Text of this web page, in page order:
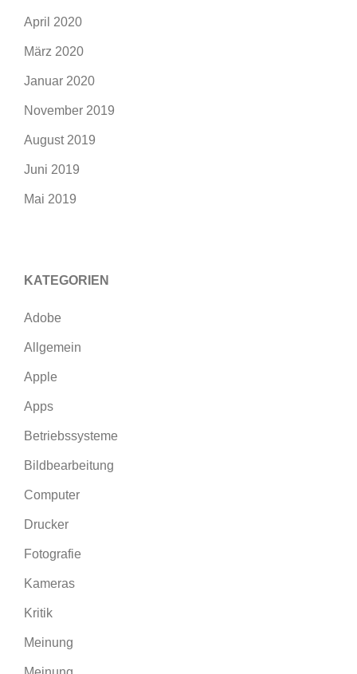
April 2020
März 2020
Januar 2020
November 2019
August 2019
Juni 2019
Mai 2019
KATEGORIEN
Adobe
Allgemein
Apple
Apps
Betriebssysteme
Bildbearbeitung
Computer
Drucker
Fotografie
Kameras
Kritik
Meinung